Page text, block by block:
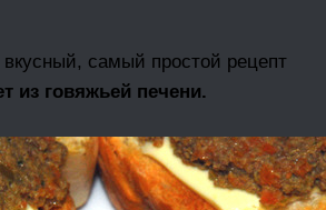
самый простой рецепт
из говяжьей печени.